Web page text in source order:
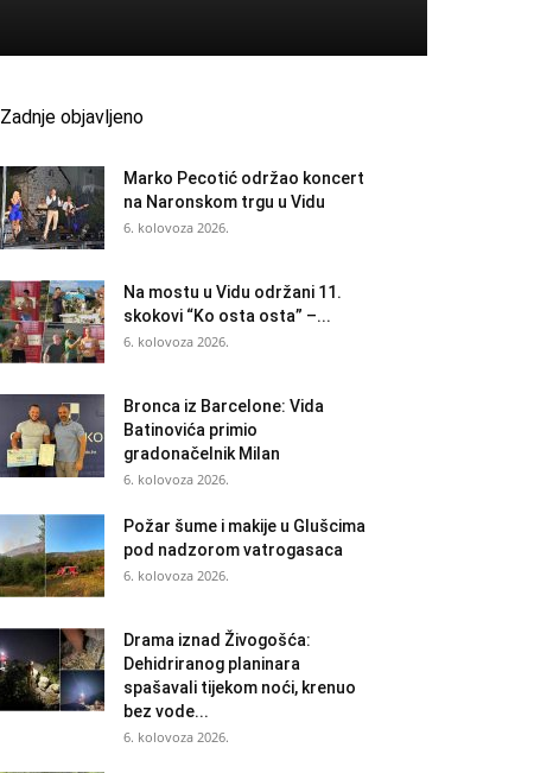
Zadnje objavljeno
Marko Pecotić održao koncert
na Naronskom trgu u Vidu
6. kolovoza 2026.
Na mostu u Vidu održani 11.
skokovi “Ko osta osta” –...
6. kolovoza 2026.
Bronca iz Barcelone: Vida
Batinovića primio
gradonačelnik Milan
6. kolovoza 2026.
Požar šume i makije u Glušcima
pod nadzorom vatrogasaca
6. kolovoza 2026.
Drama iznad Živogošća:
Dehidriranog planinara
spašavali tijekom noći, krenuo
bez vode...
6. kolovoza 2026.